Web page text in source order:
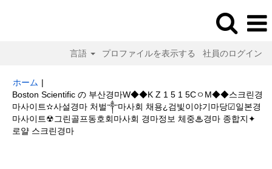
言語 プロファイルを表示する 社員のログイン
ホーム |
Boston Scientific の 부산경마W◆◆K Z 1 5 1 5CㅇM◆◆스크린경
마사이트✫사설경마 처벌༒마사회 채용¿검빛이야기마당☑일본경
마사이트☢그린골프동호회마사회 경마정보 체중♨경마 종합지✦
로얄 스크린경마(現